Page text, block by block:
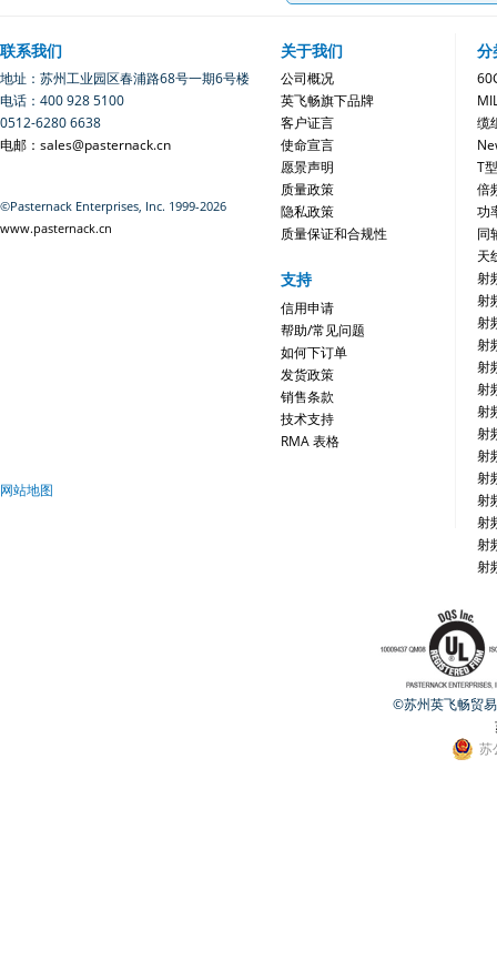
联系我们
地址：苏州工业园区春浦路68号一期6号楼
电话：400 928 5100
0512-6280 6638
电邮：sales@pasternack.cn
©Pasternack Enterprises, Inc. 1999-2026
www.pasternack.cn
关于我们
公司概况
英飞畅旗下品牌
客户证言
使命宣言
愿景声明
质量政策
隐私政策
质量保证和合规性
支持
信用申请
帮助/常见问题
如何下订单
发货政策
销售条款
技术支持
RMA 表格
网站地图
分
缆
T
倍
功
同
天
射
射
射
射
射
射
射
射
射
射
射
射
射
射
©苏州英飞畅贸
苏